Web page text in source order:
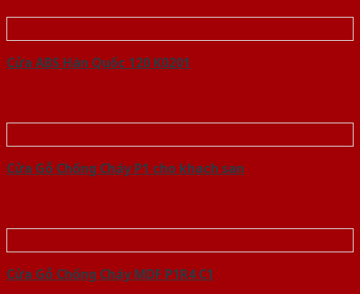
Cửa ABS Hàn Quốc 120 K0201
Cửa Gỗ Chống Cháy P1 cho khach san
Cửa Gỗ Chống Cháy MDF P1R4 C1